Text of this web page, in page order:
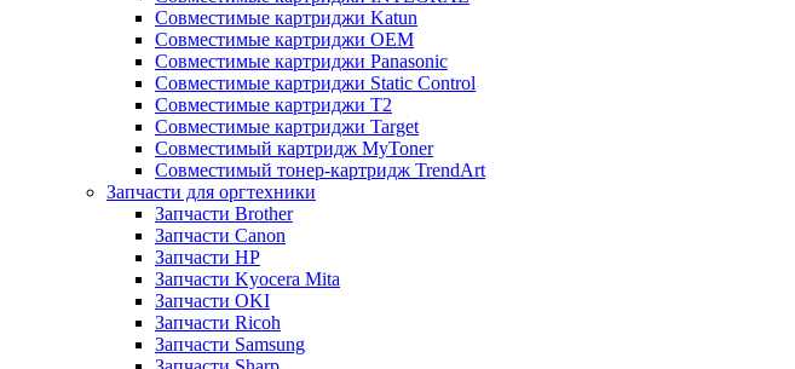
Совместимые картриджи Katun
Совместимые картриджи OEM
Совместимые картриджи Panasonic
Совместимые картриджи Static Control
Совместимые картриджи T2
Совместимые картриджи Target
Совместимый картридж MyToner
Совместимый тонер-картридж TrendArt
Запчасти для оргтехники
Запчасти Brother
Запчасти Canon
Запчасти HP
Запчасти Kyocera Mita
Запчасти OKI
Запчасти Ricoh
Запчасти Samsung